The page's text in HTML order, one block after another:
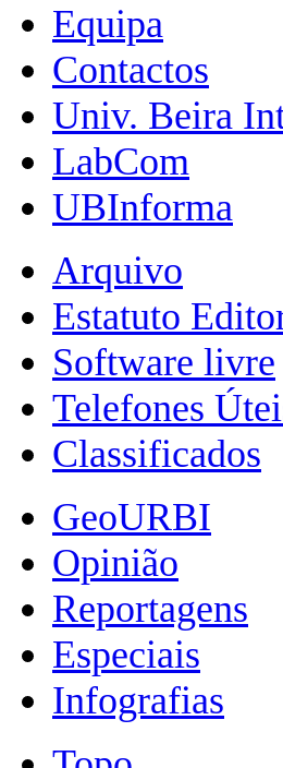
Equipa
Contactos
Univ. Beira
LabCom
UBInforma
Arquivo
Estatuto
Software livre
Telefones
Classificados
GeoURBI
Opinião
Reportagens
Especiais
Infografias